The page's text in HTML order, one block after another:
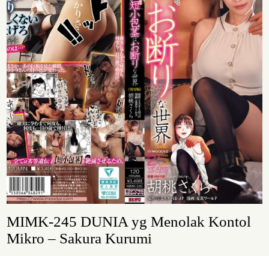
MIMK-245 DUNIA yg Menolak Kontol
Mikro – Sakura Kurumi